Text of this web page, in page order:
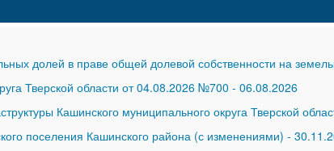
долей в праве общей долевой собственности на
Тверской области от 04.08.2026 №700 - 06.08.2026
Кашинского муниципального округа Тверской
поселения Кашинского района (с изменениями) -